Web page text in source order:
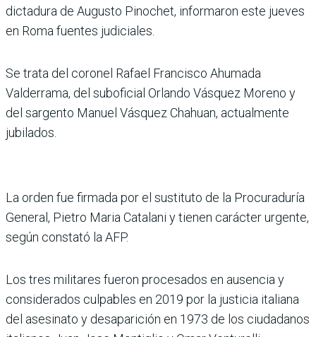
dictadura de Augusto Pinochet, informaron este jueves
en Roma fuentes judiciales.
Se trata del coronel Rafael Francisco Ahumada
Valderrama, del suboficial Orlando Vásquez Moreno y
del sargento Manuel Vásquez Chahuan, actualmente
jubilados.
La orden fue firmada por el sustituto de la Procuraduría
General, Pietro Maria Catalani y tienen carácter urgente,
según constató la AFP.
Los tres militares fueron procesados en ausencia y
considerados culpables en 2019 por la justicia italiana
del asesinato y desaparición en 1973 de los ciudadanos